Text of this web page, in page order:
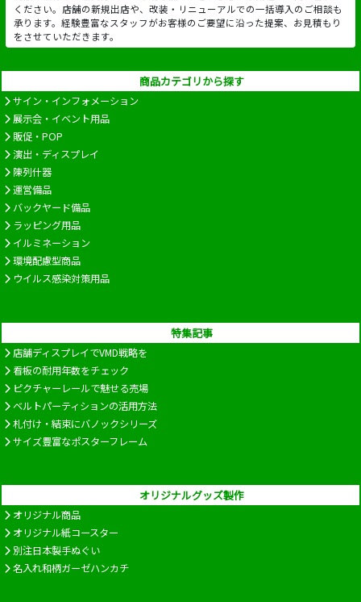
ください。店舗の新規出店や、改装・リニューアルでの一括導入のご相談も
承ります。経験豊富なスタッフがお客様のご要望に沿った提案、お見積もり
をさせていただきます。
商品カテゴリから探す
サイン・インフォメーション
展示会・イベント用品
販促・POP
演出・ディスプレイ
陳列什器
運営備品
バックヤード備品
ラッピング用品
イルミネーション
環境配慮型商品
ウイルス感染対策用品
特集記事
店舗ディスプレイでVMD戦略を
看板の耐用年数をチェック
ピクチャーレールで魅せる売場
ベルトパーティションの活用方法
札付け・結束にバノックシリーズ
サイズ豊富なポスターフレーム
オリジナルグッズ製作
オリジナル商品
オリジナル紙コースター
別注日本製手ぬぐい
名入れ和柄ガーゼハンカチ